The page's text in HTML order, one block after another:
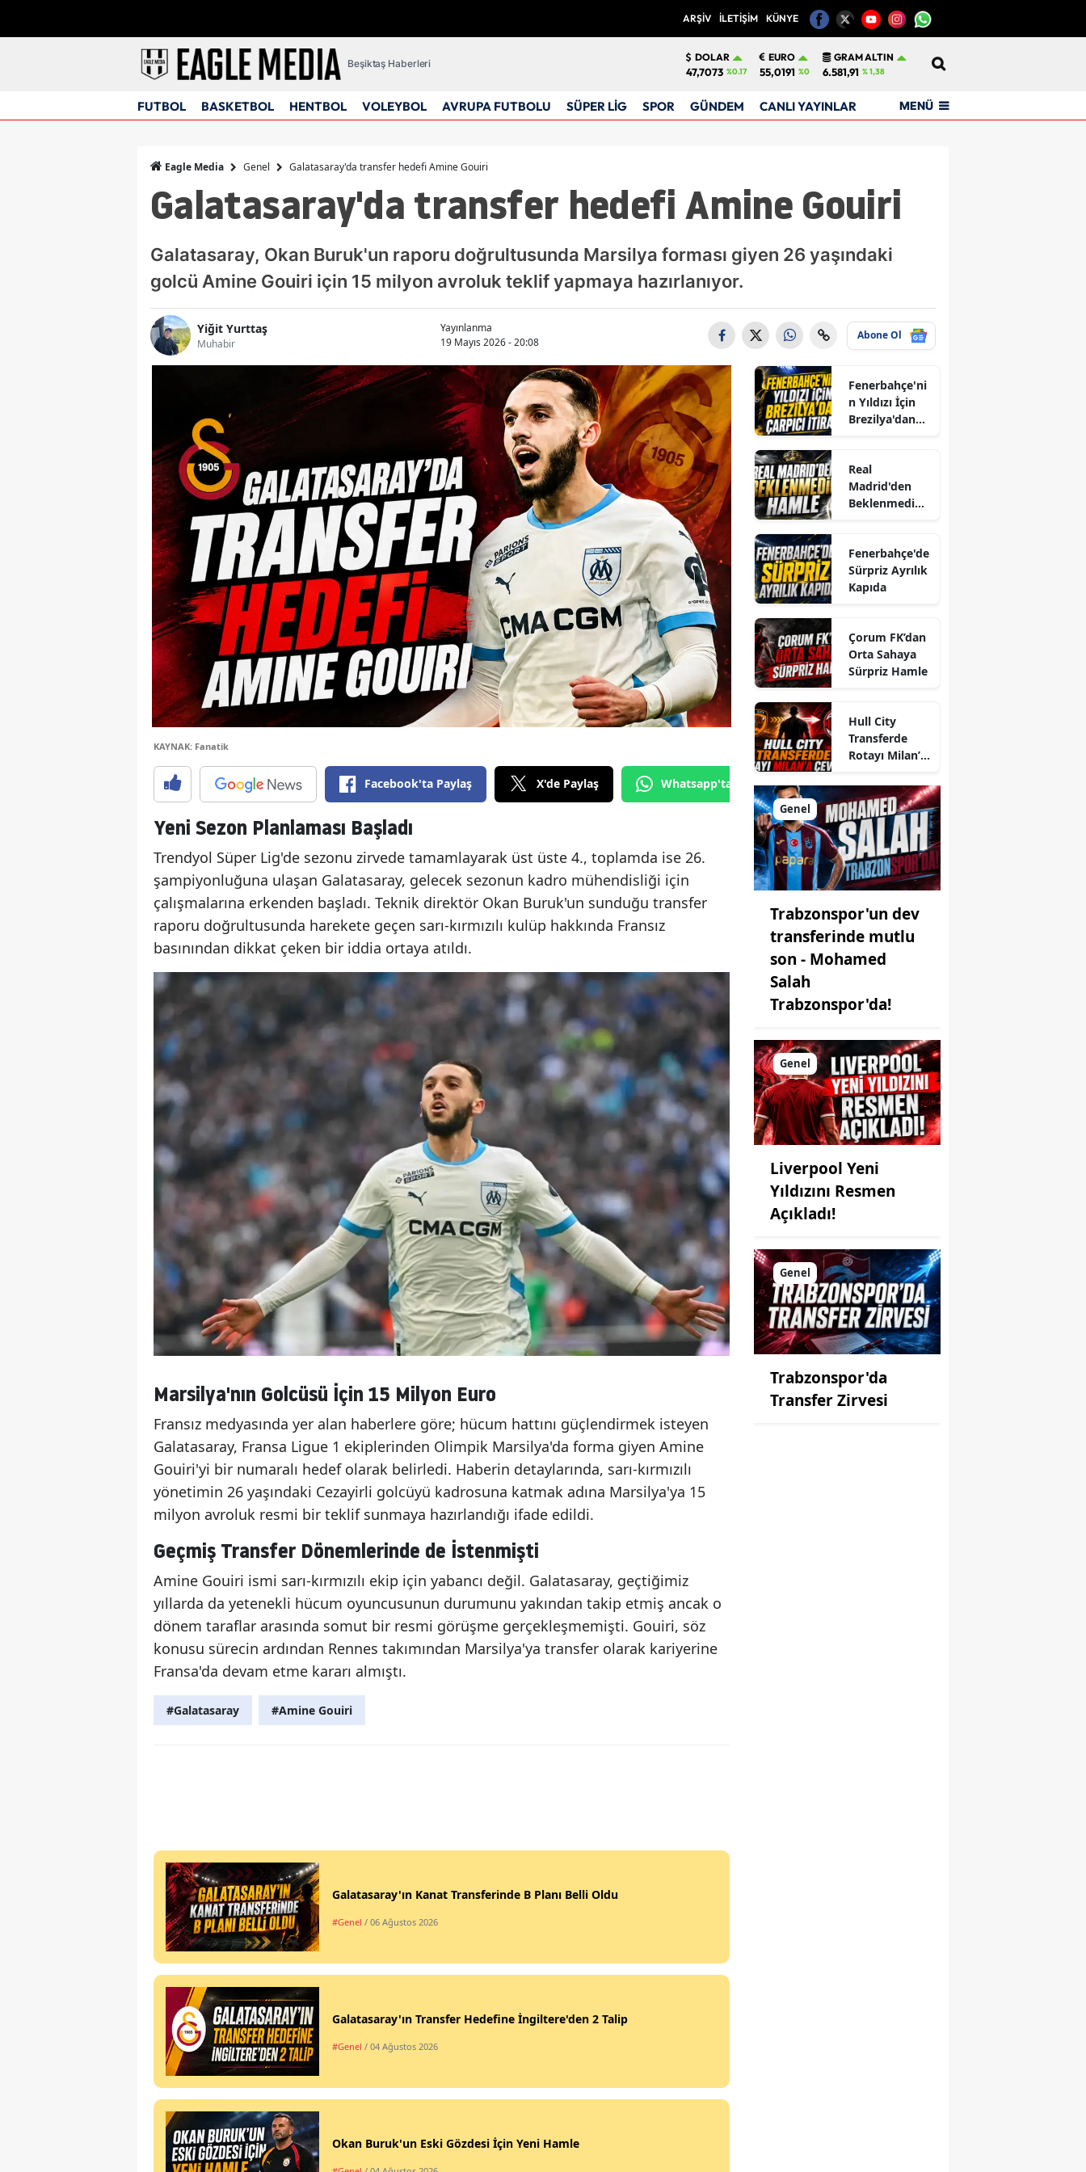
ARŞİV İLETİŞİM KÜNYE
Beşiktaş Haberleri
DOLAR
47,7073 %0.17
EURO
55,0191 %0
GRAM ALTIN
6.581,91 % 1,38
FUTBOL BASKETBOL HENTBOL VOLEYBOL AVRUPA FUTBOLU SÜPER LİG SPOR GÜNDEM CANLI YAYINLAR MENÜ
Eagle Media Genel Galatasaray'da transfer hedefi Amine Gouiri
Galatasaray'da transfer hedefi Amine Gouiri
Galatasaray, Okan Buruk'un raporu doğrultusunda Marsilya forması giyen 26 yaşındaki
golcü Amine Gouiri için 15 milyon avroluk teklif yapmaya hazırlanıyor.
Yiğit Yurttaş
Muhabir
Yayınlanma
19 Mayıs 2026 - 20:08
Abone Ol
KAYNAK: Fanatik
Facebook'ta Paylaş X'de Paylaş Whatsapp'tan Gönder
Yeni Sezon Planlaması Başladı
Trendyol Süper Lig'de sezonu zirvede tamamlayarak üst üste 4., toplamda ise 26.
şampiyonluğuna ulaşan Galatasaray, gelecek sezonun kadro mühendisliği için
çalışmalarına erkenden başladı. Teknik direktör Okan Buruk'un sunduğu transfer
raporu doğrultusunda harekete geçen sarı-kırmızılı kulüp hakkında Fransız
basınından dikkat çeken bir iddia ortaya atıldı.
Marsilya'nın Golcüsü İçin 15 Milyon Euro
Fransız medyasında yer alan haberlere göre; hücum hattını güçlendirmek isteyen
Galatasaray, Fransa Ligue 1 ekiplerinden Olimpik Marsilya'da forma giyen Amine
Gouiri'yi bir numaralı hedef olarak belirledi. Haberin detaylarında, sarı-kırmızılı
yönetimin 26 yaşındaki Cezayirli golcüyü kadrosuna katmak adına Marsilya'ya 15
milyon avroluk resmi bir teklif sunmaya hazırlandığı ifade edildi.
Geçmiş Transfer Dönemlerinde de İstenmişti
Amine Gouiri ismi sarı-kırmızılı ekip için yabancı değil. Galatasaray, geçtiğimiz
yıllarda da yetenekli hücum oyuncusunun durumunu yakından takip etmiş ancak o
dönem taraflar arasında somut bir resmi görüşme gerçekleşmemişti. Gouiri, söz
konusu sürecin ardından Rennes takımından Marsilya'ya transfer olarak kariyerine
Fransa'da devam etme kararı almıştı.
#Galatasaray #Amine Gouiri
Galatasaray'ın Kanat Transferinde B Planı Belli Oldu
#Genel / 06 Ağustos 2026
Galatasaray'ın Transfer Hedefine İngiltere'den 2 Talip
#Genel / 04 Ağustos 2026
Okan Buruk'un Eski Gözdesi İçin Yeni Hamle
Fenerbahçe'ni
n Yıldızı İçin
Brezilya'dan
Real
Madrid'den
Beklenmedik
Fenerbahçe'de
Sürpriz Ayrılık
Kapıda
Çorum FK’dan
Orta Sahaya
Sürpriz Hamle
Hull City
Transferde
Rotayı Milan’a
Genel
Trabzonspor'un dev
transferinde mutlu
son - Mohamed
Salah
Trabzonspor'da!
Genel
Liverpool Yeni
Yıldızını Resmen
Açıkladı!
Genel
Trabzonspor'da
Transfer Zirvesi